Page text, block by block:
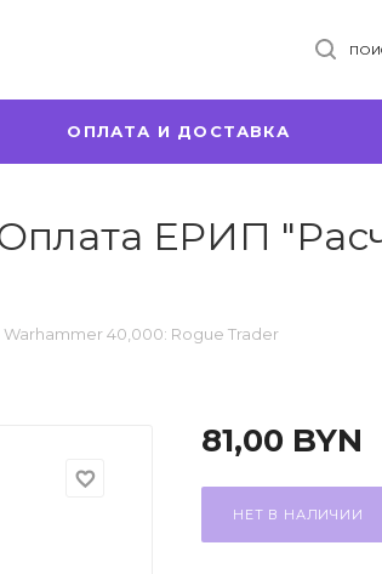
ОПЛАТА И ДОСТАВКА
ЕРИП
Warhammer 40,000: Rogue Trader
favorite_border
81,00 BYN
НЕТ В НАЛИЧИИ